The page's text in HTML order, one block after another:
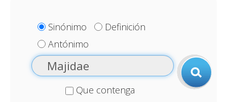
Sinónimo
Definición
Antónimo
Que contenga